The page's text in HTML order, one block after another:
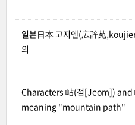
일본日本 고지엔(広辞苑
의
Characters 岾(점[Jeom])
meaning "mountain path"